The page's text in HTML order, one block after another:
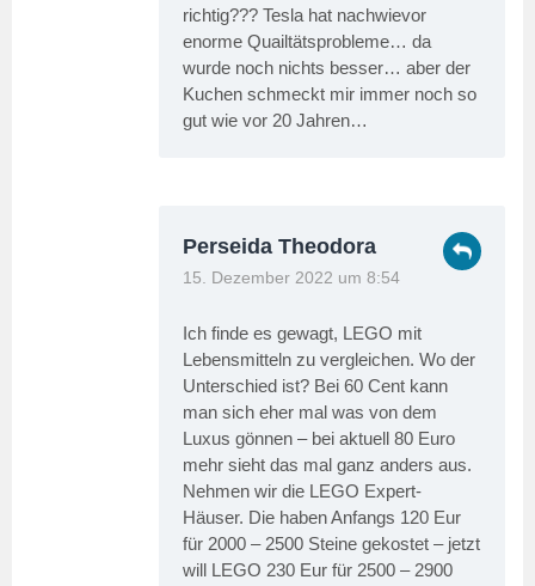
richtig??? Tesla hat nachwievor
enorme Quailtätsprobleme… da
wurde noch nichts besser… aber der
Kuchen schmeckt mir immer noch so
gut wie vor 20 Jahren…
Perseida Theodora
15. Dezember 2022 um 8:54
Ich finde es gewagt, LEGO mit
Lebensmitteln zu vergleichen. Wo der
Unterschied ist? Bei 60 Cent kann
man sich eher mal was von dem
Luxus gönnen – bei aktuell 80 Euro
mehr sieht das mal ganz anders aus.
Nehmen wir die LEGO Expert-
Häuser. Die haben Anfangs 120 Eur
für 2000 – 2500 Steine gekostet – jetzt
will LEGO 230 Eur für 2500 – 2900